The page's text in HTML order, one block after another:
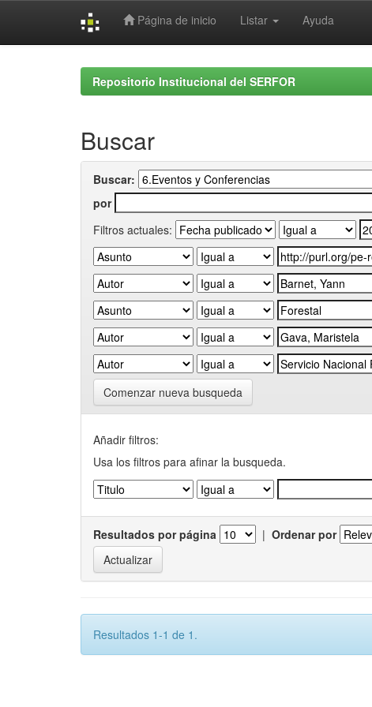
Página de inicio Listar Ayuda
Repositorio Institucional del SERFOR
Buscar
Buscar:
por
Filtros actuales:
Comenzar nueva busqueda
Añadir filtros:
Usa los filtros para afinar la busqueda.
Resultados por página | Ordenar por
Resultados 1-1 de 1.